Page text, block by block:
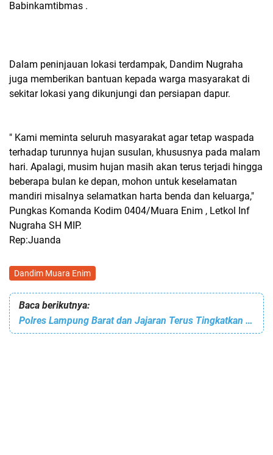
Babinkamtibmas .
Dalam peninjauan lokasi terdampak, Dandim Nugraha
juga memberikan bantuan kepada warga masyarakat di
sekitar lokasi yang dikunjungi dan persiapan dapur.
" Kami meminta seluruh masyarakat agar tetap waspada
terhadap turunnya hujan susulan, khususnya pada malam
hari. Apalagi, musim hujan masih akan terus terjadi hingga
beberapa bulan ke depan, mohon untuk keselamatan
mandiri misalnya selamatkan harta benda dan keluarga,"
Pungkas Komanda Kodim 0404/Muara Enim , Letkol Inf
Nugraha SH MIP.
Rep:Juanda
Dandim Muara Enim
Baca berikutnya:
Polres Lampung Barat dan Jajaran Terus Tingkatkan Patroli Malam